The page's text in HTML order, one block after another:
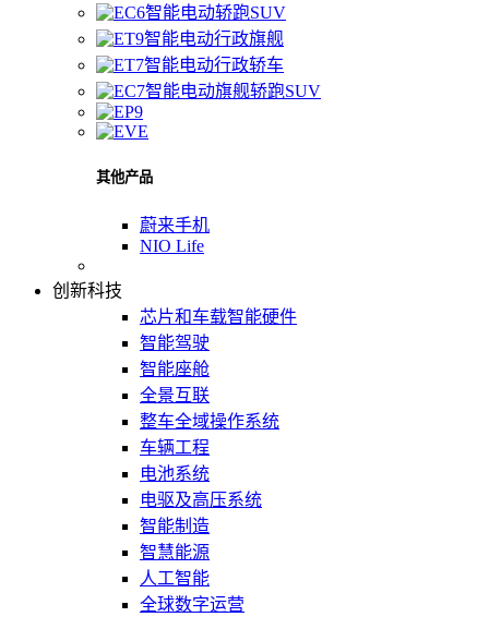
智能电动轿跑SUV
智能电动行政旗舰
智能电动行政轿车
智能电动旗舰轿跑SUV
其他产品
蔚来手机
NIO Life
创新科技
芯片和车载智能硬件
智能驾驶
智能座舱
全景互联
整车全域操作系统
车辆工程
电池系统
电驱及高压系统
智能制造
智慧能源
人工智能
全球数字运营